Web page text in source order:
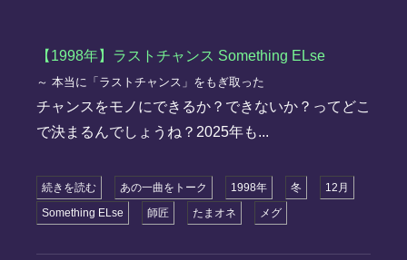
【1998年】ラストチャンス Something ELse
～ 本当に「ラストチャンス」をもぎ取った
チャンスをモノにできるか？できないか？ってどこ
で決まるんでしょうね？2025年も...
続きを読む あの一曲をトーク 1998年 冬
12月
Something ELse
師匠 たまオネ メグ